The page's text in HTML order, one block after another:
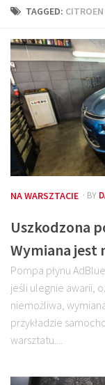
Technika jazdy
Kalkulatory
Przelicznik
Auto z niemiec
Galerie
TAGGED:
NA WARSZTACIE · BY
Uszkodzona
Wymiana jest
Pompa płynu
jeśli ulegnie awarii,
niemożliwa,
przykładzie
warsztatu....